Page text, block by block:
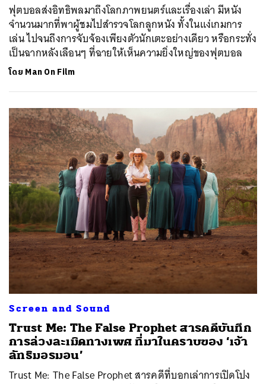
ฟุตบอลส่งอิทธิพลมาถึงโลกภาพยนตร์และเรื่องเล่า มีหนัง
จำนวนมากที่พาผู้ชมไปสำรวจโลกลูกหนัง ทั้งในแง่เกมการ
เล่น ไปจนถึงการจับจ้องเพียงตัวนักเตะอย่างเดียว หรือกระทั่ง
เป็นฉากหลังเลือนๆ ที่ฉายให้เห็นความยิ่งใหญ่ของฟุตบอล
โดย Man On Film
Screen and Sound
Trust Me: The False Prophet สารคดีบันทึก
การล่วงละเมิดทางเพศ ที่มาในคราบของ ‘เจ้า
ลัทธิมอรมอน’
Trust Me: The False Prophet สารคดีที่บอกเล่าการเปิดโปง